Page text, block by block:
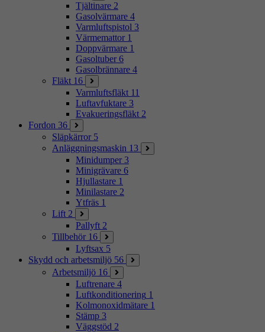
Tjältinare 2
Gasolvärmare 4
Varmluftspistol 3
Värmemattor 1
Doppvärmare 1
Gasoltuber 6
Gasolbrännare 4
Fläkt 16
Varmluftsfläkt 11
Luftavfuktare 3
Evakueringsfläkt 2
Fordon 36
Släpkärror 5
Anläggningsmaskin 13
Minidumper 3
Minigrävare 6
Hjullastare 1
Minilastare 2
Ytfräs 1
Lift 2
Pallyft 2
Tillbehör 16
Lyftsax 5
Skydd och arbetsmiljö 56
Arbetsmiljö 16
Luftrenare 4
Luftkonditionering 1
Kolmonoxidmätare 1
Stämp 3
Väggstöd 2